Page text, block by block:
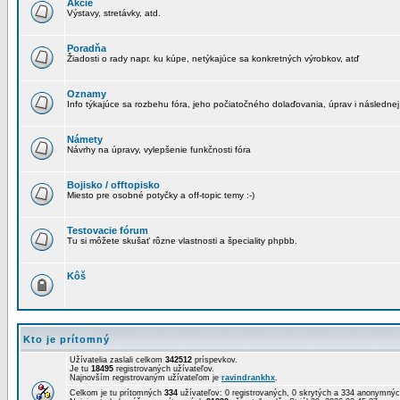
Akcie
Výstavy, stretávky, atd.
Poradňa
Žiadosti o rady napr. ku kúpe, netýkajúce sa konkretných výrobkov, atď
Oznamy
Info týkajúce sa rozbehu fóra, jeho počiatočného dolaďovania, úprav i následnej
Námety
Návrhy na úpravy, vylepšenie funkčnosti fóra
Bojisko / offtopisko
Miesto pre osobné potyčky a off-topic temy :-)
Testovacie fórum
Tu si môžete skušať rôzne vlastnosti a špeciality phpbb.
Kôš
Kto je prítomný
Užívatelia zaslali celkom 342512 príspevkov.
Je tu 18495 registrovaných užívateľov.
Najnovším registrovaným užívateľom je ravindrankhx.
Celkom je tu prítomných 334 užívateľov: 0 registrovaných, 0 skrytých a 334